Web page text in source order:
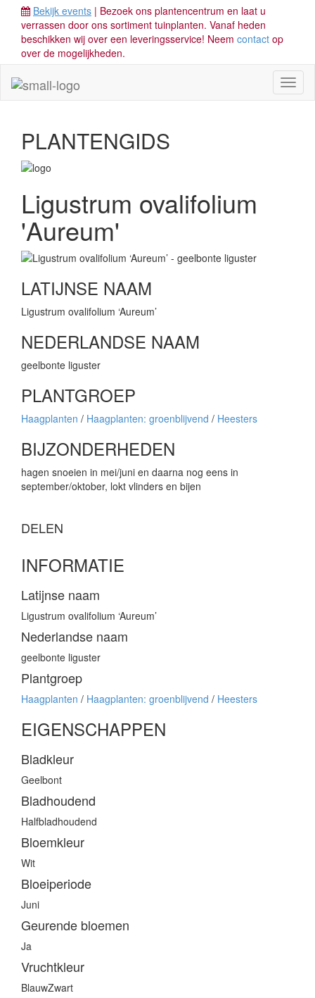
Bekijk events | Bezoek ons plantencentrum en laat u
verrassen door ons sortiment tuinplanten. Vanaf heden
beschikken wij over een leveringsservice! Neem contact op
over de mogelijkheden.
PLANTENGIDS
Ligustrum ovalifolium
'Aureum'
LATIJNSE NAAM
Ligustrum ovalifolium ‘Aureum’
NEDERLANDSE NAAM
geelbonte liguster
PLANTGROEP
Haagplanten / Haagplanten: groenblijvend / Heesters
BIJZONDERHEDEN
hagen snoeien in mei/juni en daarna nog eens in
september/oktober, lokt vlinders en bijen
DELEN
INFORMATIE
Latijnse naam
Ligustrum ovalifolium ‘Aureum’
Nederlandse naam
geelbonte liguster
Plantgroep
Haagplanten / Haagplanten: groenblijvend / Heesters
EIGENSCHAPPEN
Bladkleur
Geelbont
Bladhoudend
Halfbladhoudend
Bloemkleur
Wit
Bloeiperiode
Juni
Geurende bloemen
Ja
Vruchtkleur
BlauwZwart